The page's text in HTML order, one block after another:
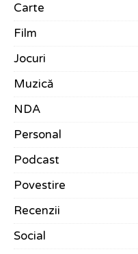
Carte
Film
Jocuri
Muzică
NDA
Personal
Podcast
Povestire
Recenzii
Social